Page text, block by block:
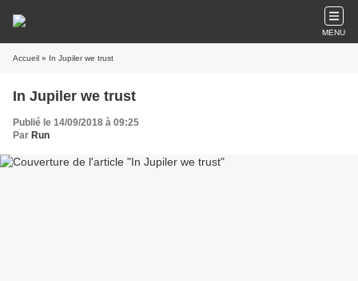
MENU
Accueil » In Jupiler we trust
In Jupiler we trust
Publié le 14/09/2018 à 09:25
Par Run